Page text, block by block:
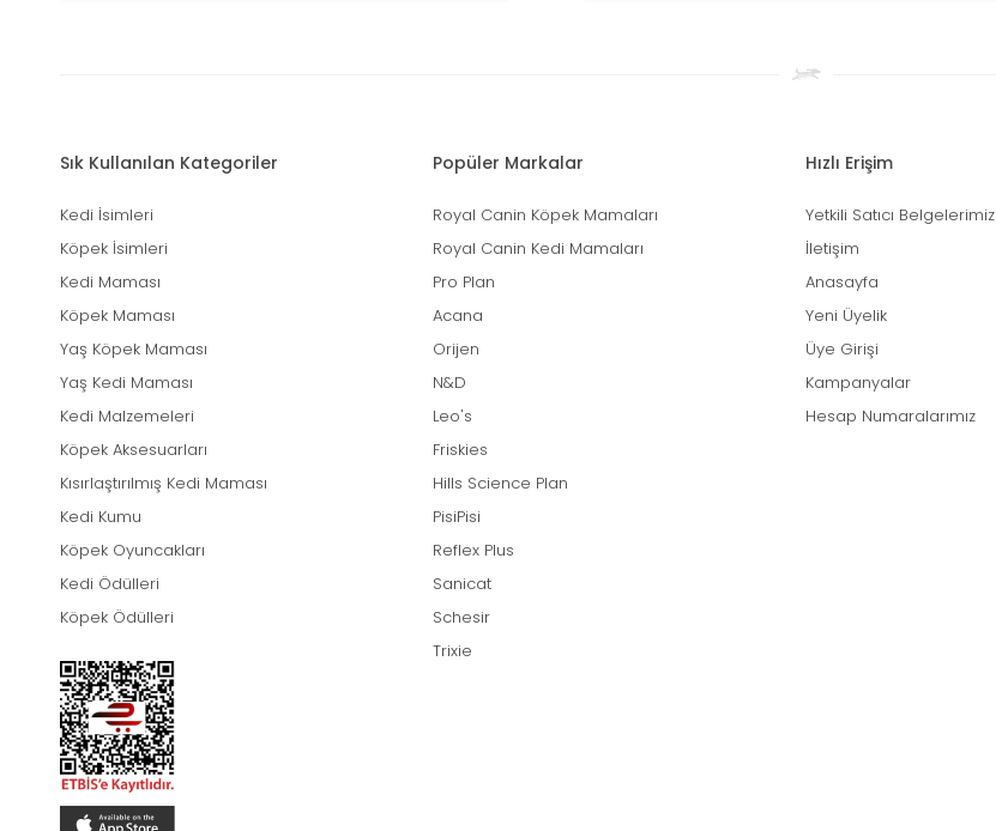
Sık Kullanılan Kategoriler
Kedi İsimleri
Köpek İsimleri
Kedi Maması
Köpek Maması
Yaş Köpek Maması
Yaş Kedi Maması
Kedi Malzemeleri
Köpek Aksesuarları
Kısırlaştırılmış Kedi Maması
Kedi Kumu
Köpek Oyuncakları
Kedi Ödülleri
Köpek Ödülleri
Popüler Markalar
Royal Canin Köpek Mamaları
Royal Canin Kedi Mamaları
Pro Plan
Acana
Orijen
N&D
Leo's
Friskies
Hills Science Plan
PisiPisi
Reflex Plus
Sanicat
Schesir
Trixie
Hızlı Erişim
Yetkili Satıcı Belgelerimiz
İletişim
Anasayfa
Yeni Üyelik
Üye Girişi
Kampanyalar
Hesap Numaralarımız